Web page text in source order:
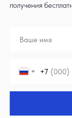
получения
+7